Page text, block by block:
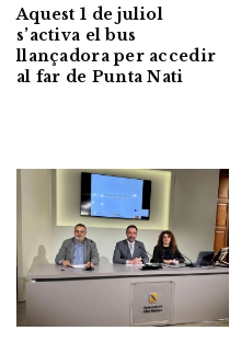
Aquest 1 de juliol
s’activa el bus
llançadora per accedir
al far de Punta Nati